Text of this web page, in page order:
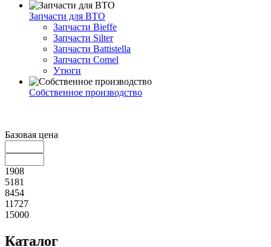
Запчасти для ВТО
Запчасти Bieffe
Запчасти Silter
Запчасти Battistella
Запчасти Comel
Утюги
Собственное производство
Базовая цена
1908
5181
8454
11727
15000
Каталог